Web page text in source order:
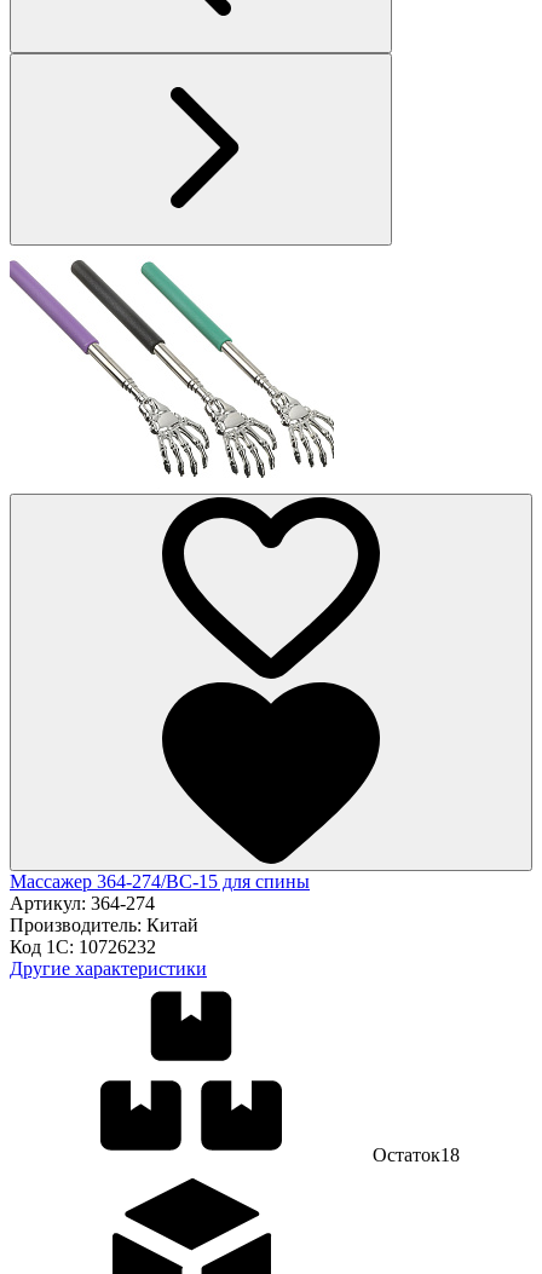
Массажер 364-274/ВС-15 для спины
Артикул: 364-274
Производитель: Китай
Код 1С: 10726232
Другие характеристики
Остаток18